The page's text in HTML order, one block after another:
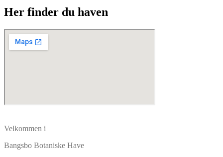
Her finder du haven
Velkommen i
Bangsbo Botaniske Have